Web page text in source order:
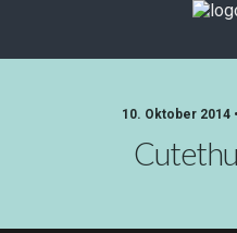
10. Oktober 2014